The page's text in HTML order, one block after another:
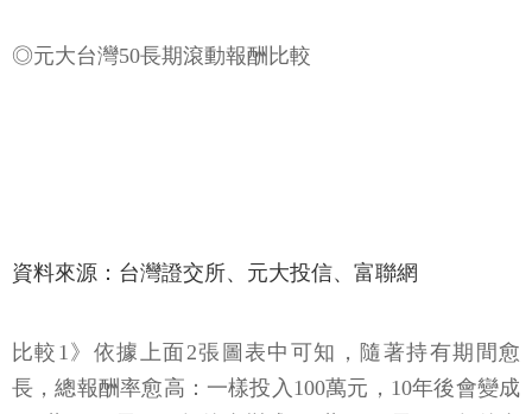
◎元大台灣50長期滾動報酬比較
資料來源：台灣證交所、元大投信、富聯網
比較1》依據上面2張圖表中可知，隨著持有期間愈
長，總報酬率愈高：一樣投入100萬元，10年後會變成